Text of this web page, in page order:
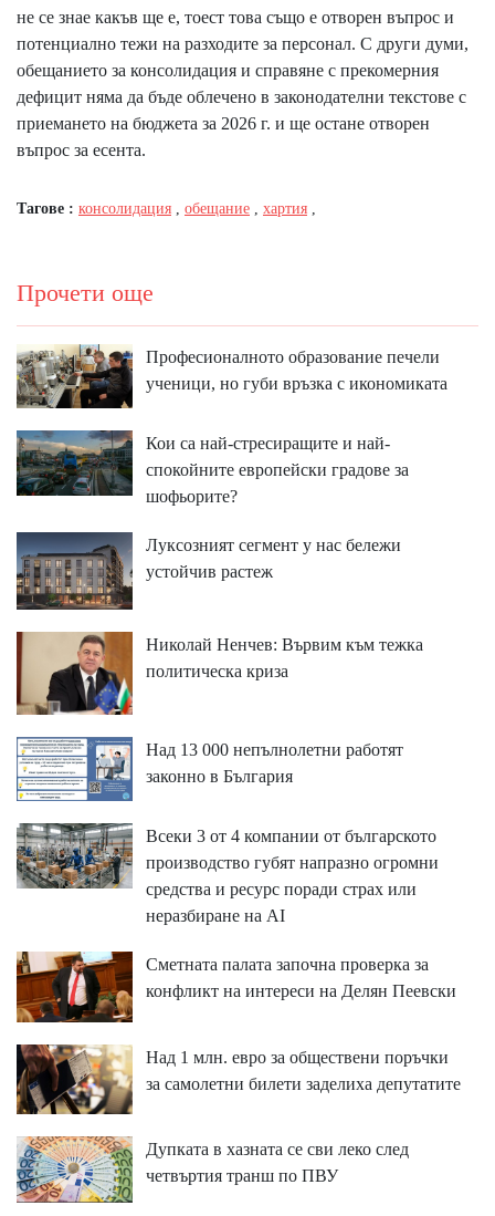
не се знае какъв ще е, тоест това също е отворен въпрос и
потенциално тежи на разходите за персонал. С други думи,
обещанието за консолидация и справяне с прекомерния
дефицит няма да бъде облечено в законодателни текстове с
приемането на бюджета за 2026 г. и ще остане отворен
въпрос за есента.
Тагове : консолидация обещание хартия
Прочети още
Професионалното образование печели
ученици, но губи връзка с икономиката
Кои са най-стресиращите и най-
спокойните европейски градове за
шофьорите?
Луксозният сегмент у нас бележи
устойчив растеж
Николай Ненчев: Вървим към тежка
политическа криза
Над 13 000 непълнолетни работят
законно в България
Всеки 3 от 4 компании от българското
производство губят напразно огромни
средства и ресурс поради страх или
неразбиране на AI
Сметната палата започна проверка за
конфликт на интереси на Делян Пеевски
Над 1 млн. евро за обществени поръчки
за самолетни билети заделиха депутатите
Дупката в хазната се сви леко след
четвъртия транш по ПВУ